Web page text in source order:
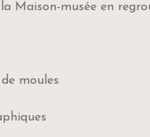
la Maison-musée en
moules